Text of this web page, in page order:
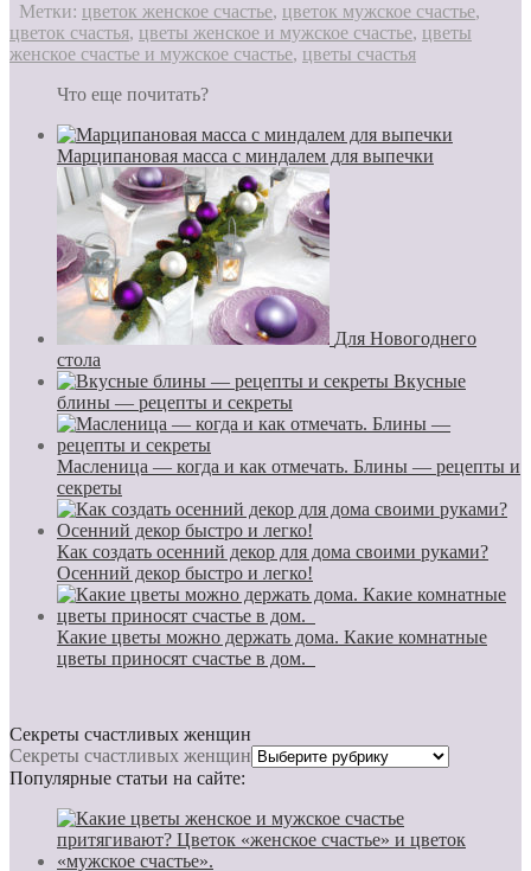
Метки: цветок женское счастье, цветок мужское счастье,
цветок счастья, цветы женское и мужское счастье, цветы
женское счастье и мужское счастье, цветы счастья
Что еще почитать?
Марципановая масса с миндалем для выпечки
Для Новогоднего
стола
Вкусные
блины — рецепты и секреты
Масленица — когда и как отмечать. Блины — рецепты и
секреты
Как создать осенний декор для дома своими руками?
Осенний декор быстро и легко!
Какие цветы можно держать дома. Какие комнатные
цветы приносят счастье в дом.
Секреты счастливых женщин
Секреты счастливых женщин
Популярные статьи на сайте: